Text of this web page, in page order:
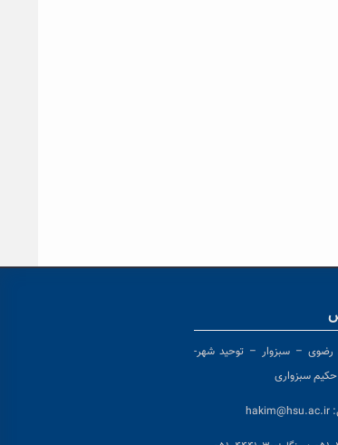
رضوی – سبزوار – توحید شهر-
سبزواری
hakim@hsu.ac.ir